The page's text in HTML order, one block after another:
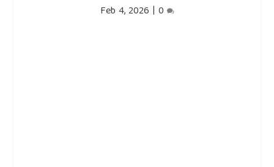
Feb 4, 2026 | 0